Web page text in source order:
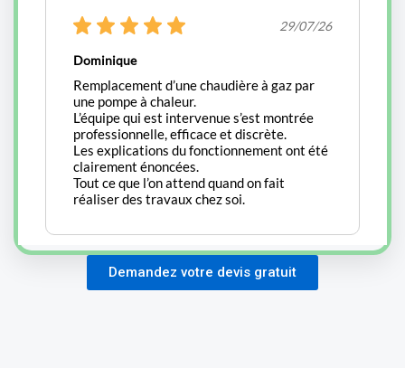
Demandez votre devis gratuit